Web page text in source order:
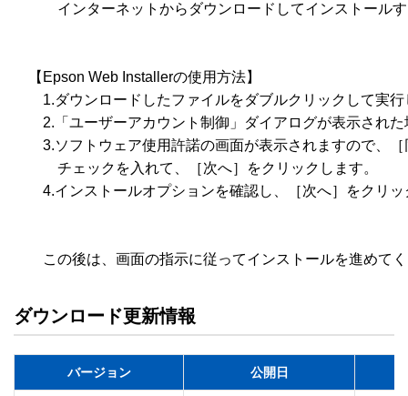
インターネットからダウンロードしてインストールす
【Epson Web Installerの使用方法】
1.ダウンロードしたファイルをダブルクリックして実行
2.「ユーザーアカウント制御」ダイアログが表示された
3.ソフトウェア使用許諾の画面が表示されますので、［
チェックを入れて、［次へ］をクリックします。
4.インストールオプションを確認し、［次へ］をクリッ
ダウンロード更新情報
バージョン 公開日